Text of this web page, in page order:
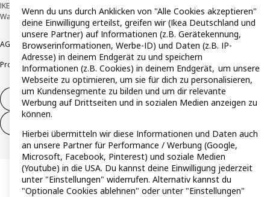
IKEA Deutschland GmbH & Co. KG - Am Wandersmann 2-4, 65719 Hofheim-
Wallau © Inter IKEA Systems B.V. 1999-2026
AGB BarrierefreiheitCookie-RichtlinieDatenschutzerklärung Impressum
ProduktrückrufeResponsible DisclosureVertrauensstelle
Vertrag widerrufen
Wenn du uns durch Anklicken von "Alle Cookies akzeptieren"
deine Einwilligung erteilst, greifen wir (Ikea Deutschland und
unsere Partner) auf Informationen (z.B. Gerätekennung,
Browserinformationen, Werbe-ID) und Daten (z.B. IP-
Adresse) in deinem Endgerät zu und speichern
Informationen (z.B. Cookies) in deinem Endgerät, um unsere
Webseite zu optimieren, um sie für dich zu personalisieren,
um Kundensegmente zu bilden und um dir relevante
Werbung auf Drittseiten und in sozialen Medien anzeigen zu
können.
Hierbei übermitteln wir diese Informationen und Daten auch
an unsere Partner für Performance / Werbung (Google,
Microsoft, Facebook, Pinterest) und soziale Medien
(Youtube) in die USA. Du kannst deine Einwilligung jederzeit
unter "Einstellungen" widerrufen. Alternativ kannst du
"Optionale Cookies ablehnen" oder unter "Einstellungen"